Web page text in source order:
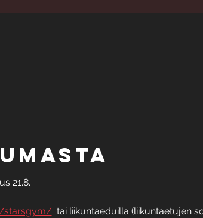
21.8.
starsgym/ tai liikuntaeduilla (liikuntaetujen